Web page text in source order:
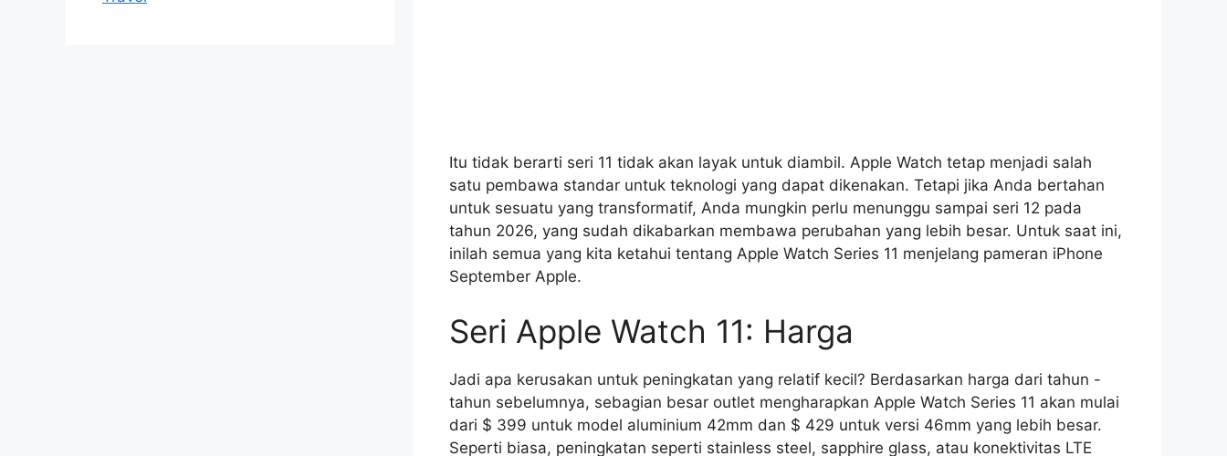
Itu tidak berarti seri 11 tidak akan layak untuk diambil. Apple Watch tetap menjadi salah
satu pembawa standar untuk teknologi yang dapat dikenakan. Tetapi jika Anda bertahan
untuk sesuatu yang transformatif, Anda mungkin perlu menunggu sampai seri 12 pada
tahun 2026, yang sudah dikabarkan membawa perubahan yang lebih besar. Untuk saat ini,
inilah semua yang kita ketahui tentang Apple Watch Series 11 menjelang pameran iPhone
September Apple.
Seri Apple Watch 11: Harga
Jadi apa kerusakan untuk peningkatan yang relatif kecil? Berdasarkan harga dari tahun -
tahun sebelumnya, sebagian besar outlet mengharapkan Apple Watch Series 11 akan mulai
dari $ 399 untuk model aluminium 42mm dan $ 429 untuk versi 46mm yang lebih besar.
Seperti biasa, peningkatan seperti stainless steel, sapphire glass, atau konektivitas LTE